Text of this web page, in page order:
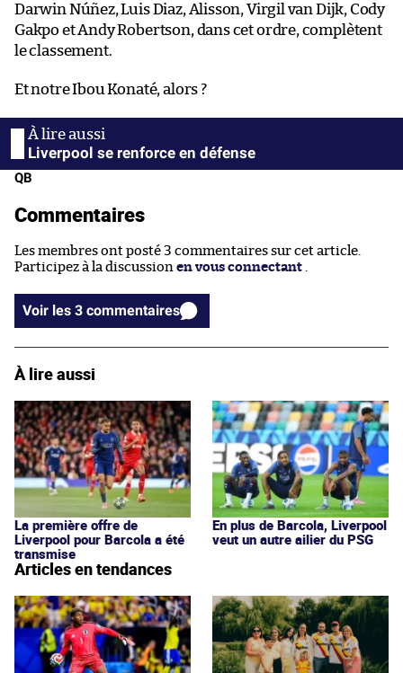
Darwin Núñez, Luis Diaz, Alisson, Virgil van Dijk, Cody
Gakpo et Andy Robertson, dans cet ordre, complètent
le classement.
Et notre Ibou Konaté, alors ?
Liverpool se renforce en défense
QB
Commentaires
Les membres ont posté 3 commentaires sur cet article.
Participez à la discussion en vous connectant
Voir les 3 commentaires
À lire aussi
La première offre de
Liverpool pour Barcola a été
transmise
En plus de Barcola, Liverpool
veut un autre ailier du PSG
Articles en tendances